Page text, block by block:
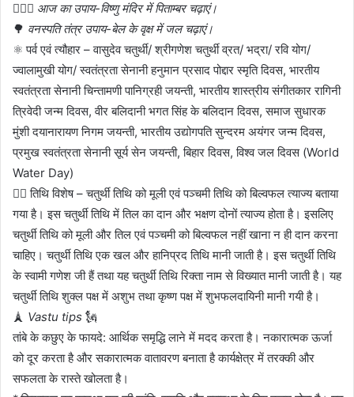
💁🏻‍♀️ आज का उपाय-विष्णु मंदिर में पिताम्बर चढ़ाएं।
🌳 वनस्पति तंत्र उपाय-बेल के वृक्ष में जल चढ़ाएं।
⚛️ पर्व एवं त्यौहार – वासुदेव चतुर्थी/ श्रीगणेश चतुर्थी व्रत/ भद्रा/ रवि योग/
ज्वालामुखी योग/ स्वतंत्रता सेनानी हनुमान प्रसाद पोद्दार स्मृति दिवस, भारतीय
स्वतंत्रता सेनानी चिन्तामणी पानिग्रही जयन्ती, भारतीय शास्त्रीय संगीतकार रागिनी
त्रिवेदी जन्म दिवस, वीर बलिदानी भगत सिंह के बलिदान दिवस, समाज सुधारक
मुंशी दयानारायण निगम जयन्ती, भारतीय उद्योगपति सुन्दरम अयंगर जन्म दिवस,
प्रमुख स्वतंत्रता सेनानी सूर्य सेन जयन्ती, बिहार दिवस, विश्व जल दिवस (World
Water Day)
✍🏼 तिथि विशेष – चतुर्थी तिथि को मूली एवं पञ्चमी तिथि को बिल्वफल त्याज्य बताया
गया है। इस चतुर्थी तिथि में तिल का दान और भक्षण दोनों त्याज्य होता है। इसलिए
चतुर्थी तिथि को मूली और तिल एवं पञ्चमी को बिल्वफल नहीं खाना न ही दान करना
चाहिए। चतुर्थी तिथि एक खल और हानिप्रद तिथि मानी जाती है। इस चतुर्थी तिथि
के स्वामी गणेश जी हैं तथा यह चतुर्थी तिथि रिक्ता नाम से विख्यात मानी जाती है। यह
चतुर्थी तिथि शुक्ल पक्ष में अशुभ तथा कृष्ण पक्ष में शुभफलदायिनी मानी गयी है।
🗼 Vastu tips 🗽
तांबे के कछुए के फायदे: आर्थिक समृद्धि लाने में मदद करता है। नकारात्मक ऊर्जा
को दूर करता है और सकारात्मक वातावरण बनाता है कार्यक्षेत्र में तरक्की और
सफलता के रास्ते खोलता है।